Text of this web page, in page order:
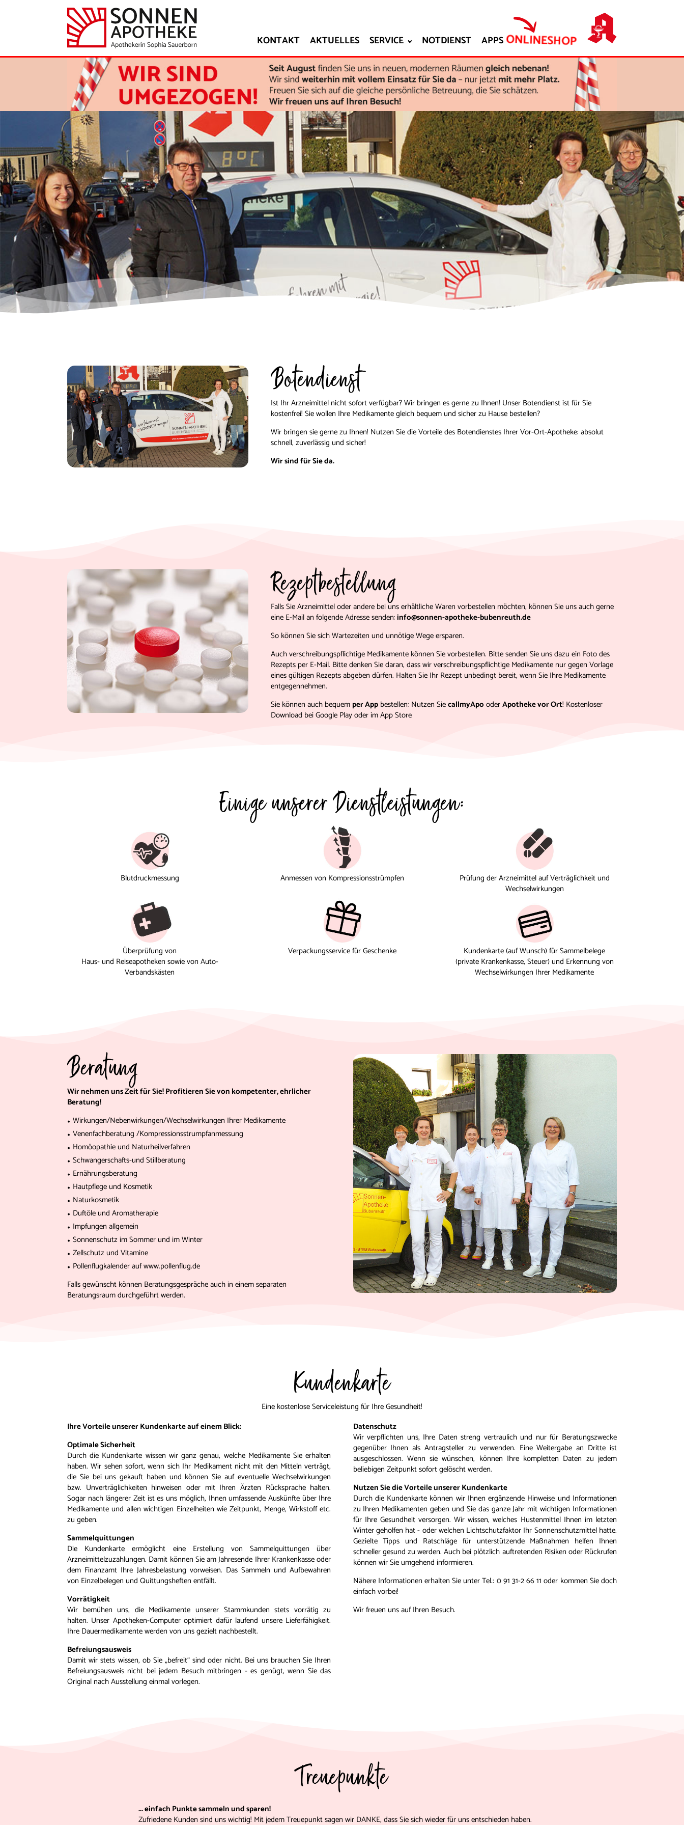
KONTAKT AKTUELLES SERVICE NOTDIENST APPSONLINESHOP
Botendienst
Ist Ihr Arzneimittel nicht sofort verfügbar? Wir bringen es gerne zu Ihnen! Unser Botendienst ist für Sie
kostenfrei! Sie wollen Ihre Medikamente gleich bequem und sicher zu Hause bestellen?
Wir bringen sie gerne zu Ihnen! Nutzen Sie die Vorteile des Botendienstes Ihrer Vor-Ort-Apotheke: absolut
schnell, zuverlässig und sicher!
Wir sind für Sie da.
Rezeptbestellung
Falls Sie Arzneimittel oder andere bei uns erhältliche Waren vorbestellen möchten, können Sie uns auch gerne
eine E-Mail an folgende Adresse senden:info@sonnen-apotheke-bubenreuth.de
So können Sie sich Wartezeiten und unnötige Wege ersparen.
Auch verschreibungspflichtige Medikamente können Sie vorbestellen. Bitte senden Sie uns dazu ein Foto des
Rezepts per E-Mail. Bitte denken Sie daran, dass wir verschreibungspflichtige Medikamente nur gegen Vorlage
eines gültigen Rezepts abgeben dürfen. Halten Sie Ihr Rezept unbedingt bereit, wenn Sie Ihre Medikamente
entgegennehmen.
Sie können auch bequem per Appbestellen: Nutzen SiecallmyApooderApotheke vor Ort! Kostenloser
Download bei Google Play oder im App Store
Einige unserer Dienstleistungen:
Blutdruckmessung Anmessen von Kompressionsstrümpfen
Prüfung der Arzneimittel auf Verträglichkeit und
Wechselwirkungen
Überprüfung von
Haus- und Reiseapotheken sowie von Auto-
Verbandskästen
Verpackungsservice für Geschenke
Kundenkarte (auf Wunsch) für Sammelbelege
(private Krankenkasse, Steuer) und Erkennung von
Wechselwirkungen Ihrer Medikamente
Beratung
Wir nehmen uns Zeit für Sie! Profitieren Sie von kompetenter, ehrlicher
Beratung!
Wirkungen/Nebenwirkungen/Wechselwirkungen Ihrer Medikamente
Venenfachberatung /Kompressionsstrumpfanmessung
Homöopathie und Naturheilverfahren
Schwangerschafts-und Stillberatung
Ernährungsberatung
Hautpflege und Kosmetik
Naturkosmetik
Duftöle und Aromatherapie
Impfungen allgemein
Sonnenschutz im Sommer und im Winter
Zellschutz und Vitamine
Pollenflugkalender auf www.pollenflug.de
Falls gewünscht können Beratungsgespräche auch in einem separaten
Beratungsraum durchgeführt werden.
Kundenkarte
Eine kostenlose Serviceleistung für Ihre Gesundheit!
Ihre Vorteile unserer Kundenkarte auf einem Blick:
Optimale Sicherheit
Durch die Kundenkarte wissen wir ganz genau, welche Medikamente Sie erhalten
haben. Wir sehen sofort, wenn sich Ihr Medikament nicht mit den Mitteln verträgt,
die Sie bei uns gekauft haben und können Sie auf eventuelle Wechselwirkungen
bzw. Unverträglichkeiten hinweisen oder mit Ihren Ärzten Rücksprache halten.
Sogar nach längerer Zeit ist es uns möglich, Ihnen umfassende Auskünfte über Ihre
Medikamente und allen wichtigen Einzelheiten wie Zeitpunkt, Menge, Wirkstoff etc.
zu geben.
Sammelquittungen
Die Kundenkarte ermöglicht eine Erstellung von Sammelquittungen über
Arzneimittelzuzahlungen. Damit können Sie am Jahresende Ihrer Krankenkasse oder
dem Finanzamt Ihre Jahresbelastung vorweisen. Das Sammeln und Aufbewahren
von Einzelbelegen und Quittungsheften entfällt.
Vorrätigkeit
Wir bemühen uns, die Medikamente unserer Stammkunden stets vorrätig zu
halten. Unser Apotheken-Computer optimiert dafür laufend unsere Lieferfähigkeit.
Ihre Dauermedikamente werden von uns gezielt nachbestellt.
Befreiungsausweis
Damit wir stets wissen, ob Sie „befreit“ sind oder nicht. Bei uns brauchen Sie Ihren
Befreiungsausweis nicht bei jedem Besuch mitbringen - es genügt, wenn Sie das
Original nach Ausstellung einmal vorlegen.
Datenschutz
Wir verpflichten uns, Ihre Daten streng vertraulich und nur für Beratungszwecke
gegenüber Ihnen als Antragsteller zu verwenden. Eine Weitergabe an Dritte ist
ausgeschlossen. Wenn sie wünschen, können Ihre kompletten Daten zu jedem
beliebigen Zeitpunkt sofort gelöscht werden.
Nutzen Sie die Vorteile unserer Kundenkarte
Durch die Kundenkarte können wir Ihnen ergänzende Hinweise und Informationen
zu Ihren Medikamenten geben und Sie das ganze Jahr mit wichtigen Informationen
für Ihre Gesundheit versorgen. Wir wissen, welches Hustenmittel Ihnen im letzten
Winter geholfen hat - oder welchen Lichtschutzfaktor Ihr Sonnenschutzmittel hatte.
Gezielte Tipps und Ratschläge für unterstützende Maßnahmen helfen Ihnen
schneller gesund zu werden. Auch bei plötzlich auftretenden Risiken oder Rückrufen
können wir Sie umgehend informieren.
Nähere Informationen erhalten Sie unter Tel.: 0 91 31-2 66 11 oder kommen Sie doch
einfach vorbei!
Wir freuen uns auf Ihren Besuch.
Treuepunkte
... einfach Punkte sammeln und sparen!
Zufriedene Kunden sind uns wichtig! Mit jedem Treuepunkt sagen wir DANKE, dass Sie sich wieder für uns entschieden haben.